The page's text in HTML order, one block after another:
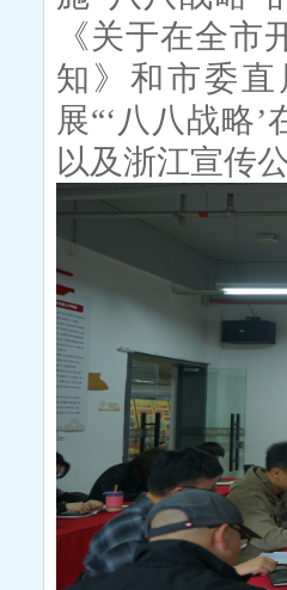
《关于在全市
知》和市委
展“‘八八战略
以及浙江宣传